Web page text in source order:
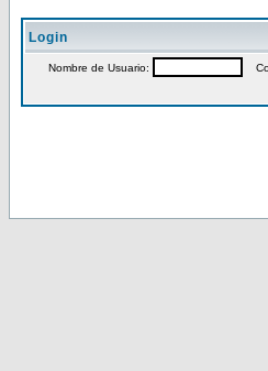
Login
Nombre de Usuario: